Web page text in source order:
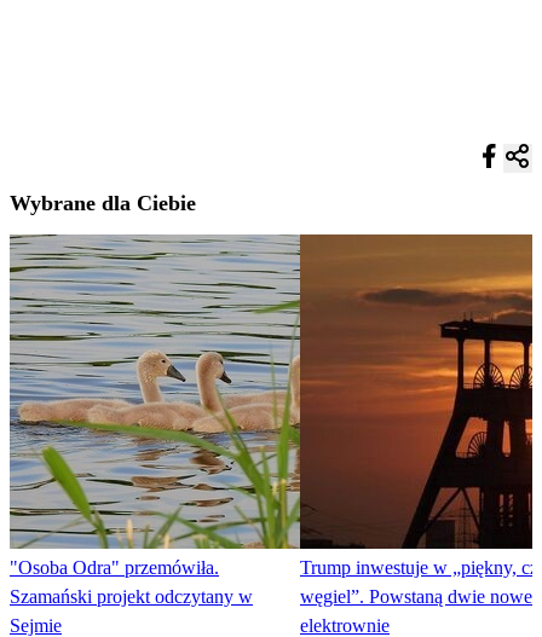
Wybrane dla Ciebie
"Osoba Odra" przemówiła.
Szamański projekt odczytany w
Sejmie
Trump inwestuje w „piękny,
węgiel”. Powstaną dwie nowe
elektrownie